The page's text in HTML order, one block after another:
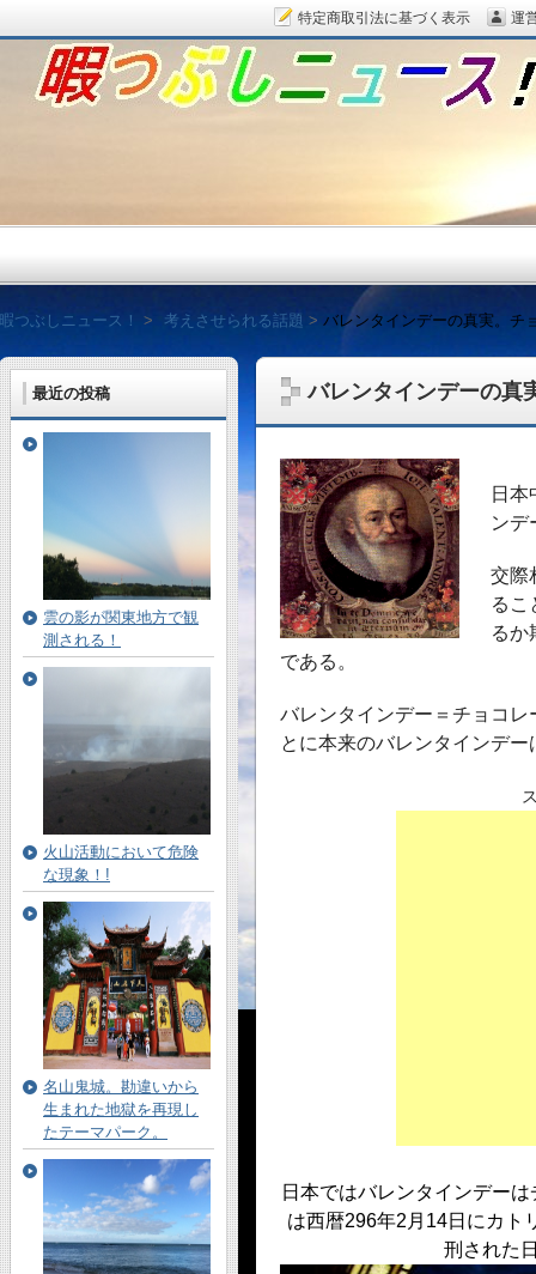
バレンタインデーの真
日本
ンデ
交際
るこ
るか
である。
バレンタインデー＝チョコ
とに本来のバレンタインデ
日本ではバレンタインデー
は西暦296年2月14日にカト
刑された
最近の投稿
雲の影が関東地方で観
測される！
火山活動において危険
な現象！!
名山鬼城。勘違いから
生まれた地獄を再現し
たテーマパーク。
暇つぶしニュース！ 考えさせられる話題 バレンタインデーの真実。チ
暇つぶしニュース！
毎日面白い話題をピッ
特定商取引法に基づく表示 運